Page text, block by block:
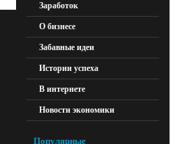
Заработок
О бизнесе
Забавные идеи
Истории успеха
В интернете
Новости экономики
Популярные